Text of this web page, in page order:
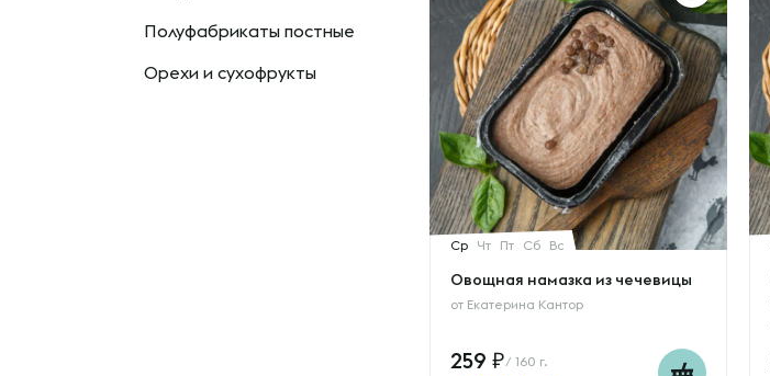
Полуфабрикаты постные
Орехи и сухофрукты
Ср Чт Пт Сб Вс
Овощная намазка из чечевицы
от Екатерина Кантор
259 / 160 г.